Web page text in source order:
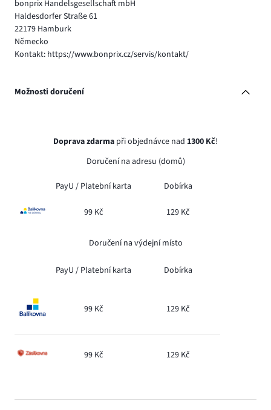
bonprix Handelsgesellschaft mbH
Haldesdorfer Straße 61
22179 Hamburk
Německo
Kontakt: https://www.bonprix.cz/servis/kontakt/
Možnosti doručení
Doprava zdarma při objednávce nad 1300 Kč!
Doručení na adresu (domů)
PayU / Platební karta Dobírka
99 Kč 129 Kč
Doručení na výdejní místo
PayU / Platební karta Dobírka
99 Kč 129 Kč
99 Kč 129 Kč